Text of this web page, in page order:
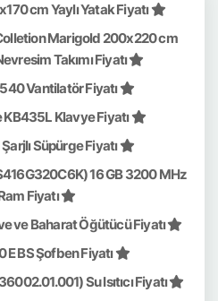
cm Yaylı Yatak Fiyatı
Marigold 200x220 cm
Takımı Fiyatı
Vantilatör Fiyatı
Klavye Fiyatı
Süpürge Fiyatı
16 GB 3200 MHz
Fiyatı
ve Baharat Öğütücü Fiyatı
E BS Şofben Fiyatı
Su Isıtıcı Fiyatı